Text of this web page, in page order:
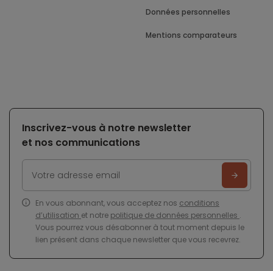
Données personnelles
Mentions comparateurs
Inscrivez-vous à notre newsletter
et nos communications
En vous abonnant, vous acceptez nos conditions
d’utilisation et notre politique de données personnelles .
Vous pourrez vous désabonner à tout moment depuis le
lien présent dans chaque newsletter que vous recevrez.